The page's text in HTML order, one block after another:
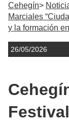
Cehegín
Marciales
y la formación
26/05/2026